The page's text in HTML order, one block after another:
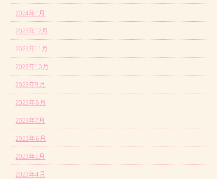
2024年1月
2023年12月
2023年11月
2023年10月
2023年9月
2023年8月
2023年7月
2023年6月
2023年5月
2023年4月